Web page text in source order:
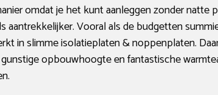
omdat je het kunt aanleggen zonder natte
Vooral als de budgetten
in slimme isolatieplaten & noppenplaten.
opbouwhoogte en fantastische